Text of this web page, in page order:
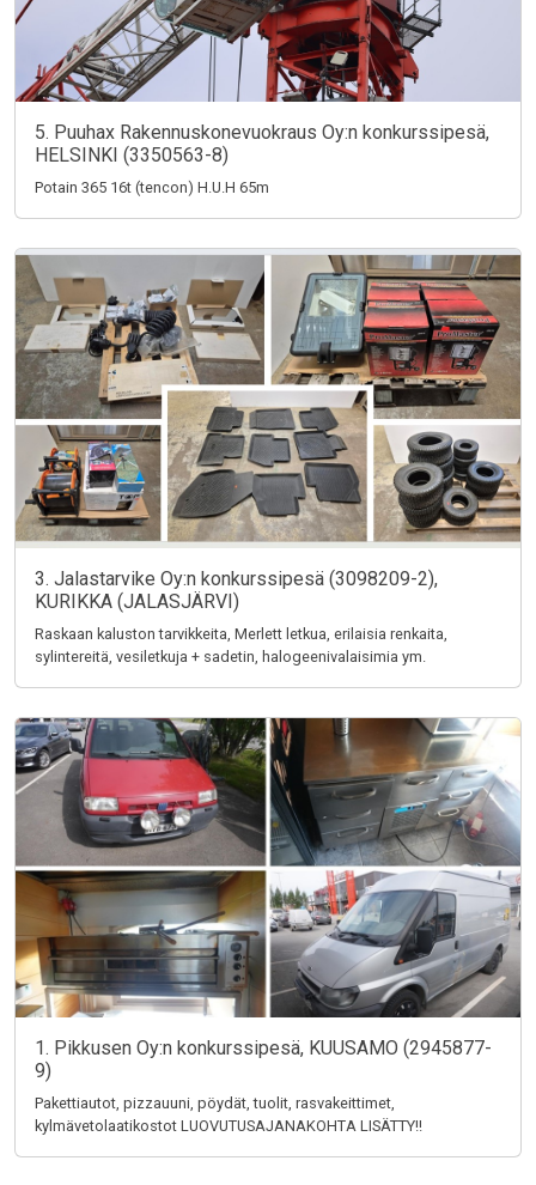
5. Puuhax Rakennuskonevuokraus Oy:n konkurssipesä,
HELSINKI (3350563-8)
Potain 365 16t (tencon) H.U.H 65m
3. Jalastarvike Oy:n konkurssipesä (3098209-2),
KURIKKA (JALASJÄRVI)
Raskaan kaluston tarvikkeita, Merlett letkua, erilaisia renkaita,
sylintereitä, vesiletkuja + sadetin, halogeenivalaisimia ym.
1. Pikkusen Oy:n konkurssipesä, KUUSAMO (2945877-
9)
Pakettiautot, pizzauuni, pöydät, tuolit, rasvakeittimet,
kylmävetolaatikostot LUOVUTUSAJANAKOHTA LISÄTTY!!